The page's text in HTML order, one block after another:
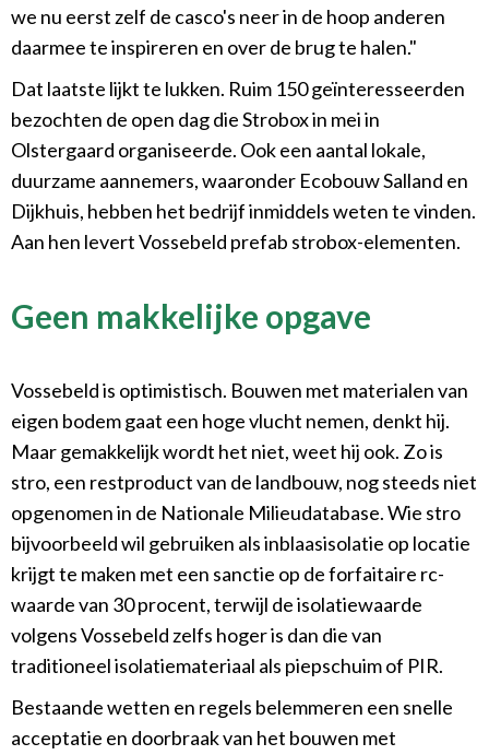
we nu eerst zelf de casco's neer in de hoop anderen
daarmee te inspireren en over de brug te halen."
Dat laatste lijkt te lukken. Ruim 150 geïnteresseerden
bezochten de open dag die Strobox in mei in
Olstergaard organiseerde. Ook een aantal lokale,
duurzame aannemers, waaronder Ecobouw Salland en
Dijkhuis, hebben het bedrijf inmiddels weten te vinden.
Aan hen levert Vossebeld prefab strobox-elementen.
Geen makkelijke opgave
Vossebeld is optimistisch. Bouwen met materialen van
eigen bodem gaat een hoge vlucht nemen, denkt hij.
Maar gemakkelijk wordt het niet, weet hij ook. Zo is
stro, een restproduct van de landbouw, nog steeds niet
opgenomen in de Nationale Milieudatabase. Wie stro
bijvoorbeeld wil gebruiken als inblaasisolatie op locatie
krijgt te maken met een sanctie op de forfaitaire rc-
waarde van 30 procent, terwijl de isolatiewaarde
volgens Vossebeld zelfs hoger is dan die van
traditioneel isolatiemateriaal als piepschuim of PIR.
Bestaande wetten en regels belemmeren een snelle
acceptatie en doorbraak van het bouwen met